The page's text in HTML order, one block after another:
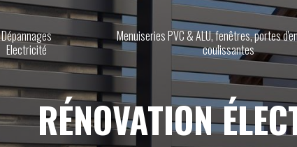
Dépannages
Electricité
Menuiseries PVC & ALU, fenêtres, portes
coulissantes
RÉNOVATION